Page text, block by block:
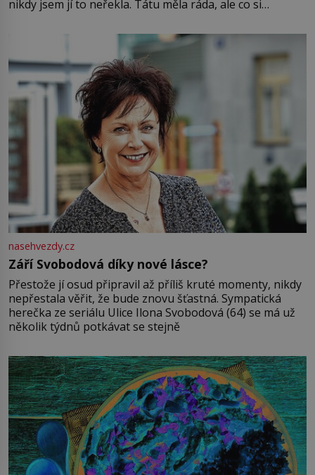
nikdy jsem jí to neřekla. Tátu měla ráda, ale co si
Jsme spolu moc rádi Tehdy byla jiná doba, když
nasehvezdy.cz
Září Svobodová díky nové lásce?
Přestože jí osud připravil až příliš kruté momenty, nikdy
nepřestala věřit, že bude znovu šťastná. Sympatická
herečka ze seriálu Ulice Ilona Svobodová (64) se má už
několik týdnů potkávat se stejně